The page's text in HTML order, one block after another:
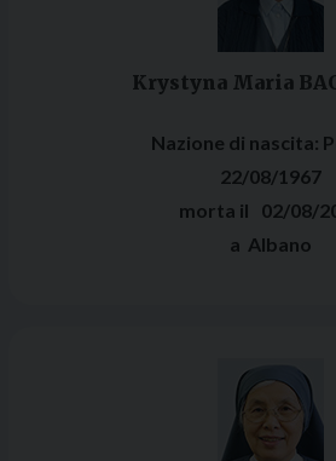
Krystyna Maria
Nazione di nascita:
22/08/1967
02/08/
Albano